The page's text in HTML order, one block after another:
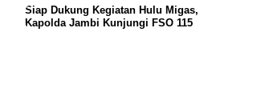
Siap Dukung Kegiatan Hulu Migas,
Kapolda Jambi Kunjungi FSO 115